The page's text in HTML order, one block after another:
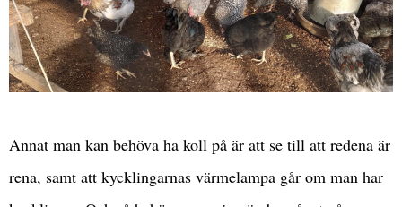
Annat man kan behöva ha koll på är att se till att redena är
rena, samt att kycklingarnas värmelampa går om man har